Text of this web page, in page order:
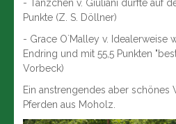
- Tänzchen v. Giuliani durfte auf
Punkte (Z. S. Döllner)
- Grace O`Malley v. Idealerweise
Endring und mit 55,5 Punkten
Vorbeck)
Ein anstrengendes aber
Pferden aus Moholz.